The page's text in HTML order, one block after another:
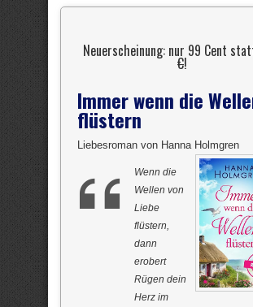
Neuerscheinung: nur 99 Cent
€!
Immer wenn die
flüstern
Liebesroman von Hanna Holmgren
Wenn die
Wellen von
Liebe
flüstern,
dann
erobert
Rügen dein
Herz im